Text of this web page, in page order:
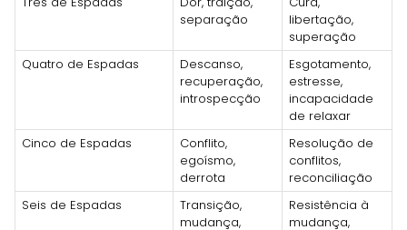
separação
libertação,
superação
Quatro de Espadas
Descanso,
recuperação,
introspecção
Esgotamento,
estresse,
incapacidade
de relaxar
Cinco de Espadas
Conflito,
egoísmo,
derrota
Resolução de
conflitos,
reconciliação
Seis de Espadas
Transição,
mudança,
Resistência à
mudança,